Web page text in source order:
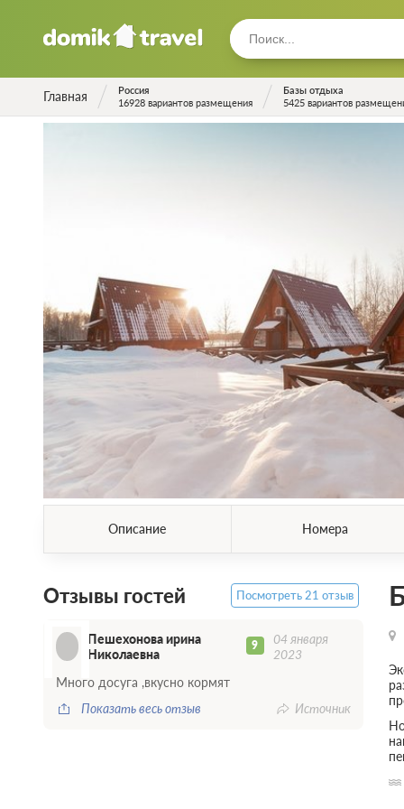
Главная
Россия
16928 вариантов размещения
Базы отдыха
5425 вариантов
Описание Номера
Отзывы гостей Посмотреть 21 отзыв
ППешехонова ирина
Николаевна
9
04 января
2023
Много досуга ,вкусно кормят
Показать весь отзыв
Источник